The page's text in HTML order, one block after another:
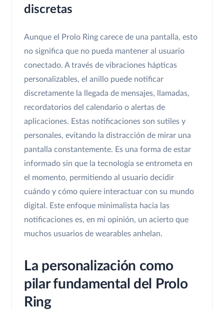
discretas
Aunque el Prolo Ring carece de una pantalla, esto
no significa que no pueda mantener al usuario
conectado. A través de vibraciones hápticas
personalizables, el anillo puede notificar
discretamente la llegada de mensajes, llamadas,
recordatorios del calendario o alertas de
aplicaciones. Estas notificaciones son sutiles y
personales, evitando la distracción de mirar una
pantalla constantemente. Es una forma de estar
informado sin que la tecnología se entrometa en
el momento, permitiendo al usuario decidir
cuándo y cómo quiere interactuar con su mundo
digital. Este enfoque minimalista hacia las
notificaciones es, en mi opinión, un acierto que
muchos usuarios de wearables anhelan.
La personalización como
pilar fundamental del Prolo
Ring